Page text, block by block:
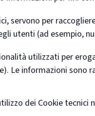
servono per
utenti (ad esempio,
utilizzati per
Le informazioni sono
dei Cookie tecnici